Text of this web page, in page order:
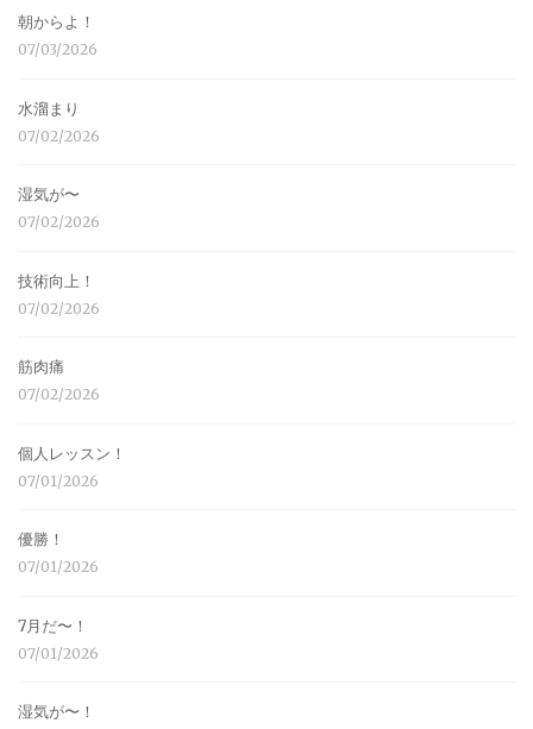
朝からよ！
07/03/2026
水溜まり
07/02/2026
湿気が〜
07/02/2026
技術向上！
07/02/2026
筋肉痛
07/02/2026
個人レッスン！
07/01/2026
優勝！
07/01/2026
7月だ〜！
07/01/2026
湿気が〜！